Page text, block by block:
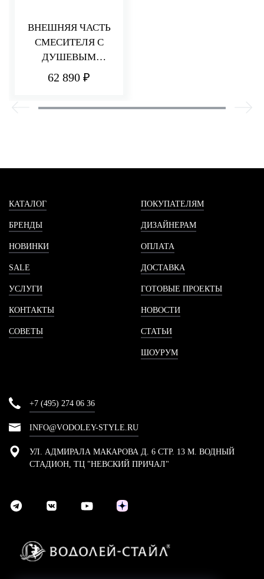
ВНЕШНЯЯ ЧАСТЬ
СМЕСИТЕЛЯ С
ДУШЕВЫМ
КОМПЛЕКТОМ Q30
62 890 ₽
КАТАЛОГ
БРЕНДЫ
НОВИНКИ
SALE
УСЛУГИ
КОНТАКТЫ
СОВЕТЫ
ПОКУПАТЕЛЯМ
ДИЗАЙНЕРАМ
ОПЛАТА
ДОСТАВКА
ГОТОВЫЕ ПРОЕКТЫ
НОВОСТИ
СТАТЬИ
ШОУРУМ
+7 (495) 274 06 36
INFO@VODOLEY-STYLE.RU
УЛ. АДМИРАЛА МАКАРОВА Д. 6 СТР. 13 М. ВОДНЫЙ
СТАДИОН, ТЦ "НЕВСКИЙ ПРИЧАЛ"